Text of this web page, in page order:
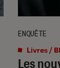
Les
ENQUÊTE
Livres /